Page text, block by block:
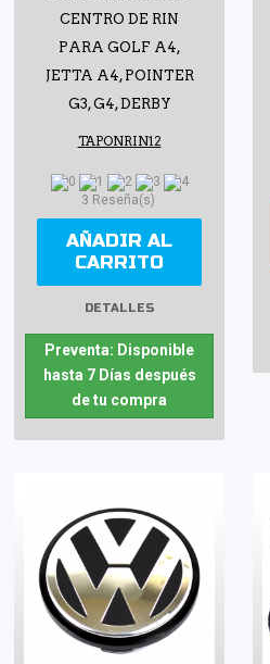
CENTRO DE RIN
PARA GOLF A4,
JETTA A4, POINTER
G3, G4, DERBY
TAPONRIN12
3 Reseña(s)
AÑADIR AL
CARRITO
DETALLES
Preventa: Disponible
hasta 7 Días después
de tu compra